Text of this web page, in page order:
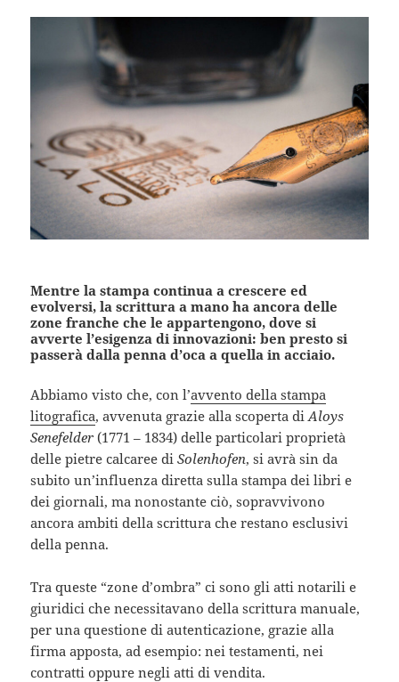
Mentre la stampa continua a crescere ed
evolversi, la scrittura a mano ha ancora delle
zone franche che le appartengono, dove si
avverte l’esigenza di innovazioni: ben presto si
passerà dalla penna d’oca a quella in acciaio.
Abbiamo visto che, con l’avvento della stampa
litografica, avvenuta grazie alla scoperta diAloys
Senefelder (1771 – 1834) delle particolari proprietà
delle pietre calcaree diSolenhofen, si avrà sin da
subito un’influenza diretta sulla stampa dei libri e
dei giornali, ma nonostante ciò, sopravvivono
ancora ambiti della scrittura che restano esclusivi
della penna.
Tra queste “zone d’ombra” ci sono gli atti notarili e
giuridici che necessitavano della scrittura manuale,
per una questione di autenticazione, grazie alla
firma apposta, ad esempio: nei testamenti, nei
contratti oppure negli atti di vendita.